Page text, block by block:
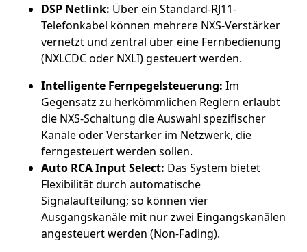
DSP Netlink: Über ein Standard-RJ11-
Telefonkabel können mehrere NXS-Verstärker
vernetzt und zentral über eine Fernbedienung
(NXLCDC oder NXLI) gesteuert werden.
Intelligente Fernpegelsteuerung: Im
Gegensatz zu herkömmlichen Reglern erlaubt
die NXS-Schaltung die Auswahl spezifischer
Kanäle oder Verstärker im Netzwerk, die
ferngesteuert werden sollen.
Auto RCA Input Select: Das System bietet
Flexibilität durch automatische
Signalaufteilung; so können vier
Ausgangskanäle mit nur zwei Eingangskanälen
angesteuert werden (Non-Fading).